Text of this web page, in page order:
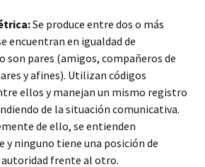
Se produce entre dos o más
encuentran en igualdad de
son pares (amigos, compañeros de
y afines). Utilizan códigos
ellos y manejan un mismo registro
de la situación comunicativa.
de ello, se entienden
y ninguno tiene una posición de
frente al otro.